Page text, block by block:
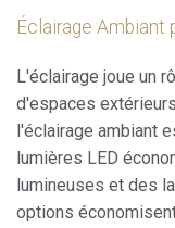
Éclairage Ambiant
L'éclairage joue un
d'espaces
l'éclairage ambiant
lumières LED
lumineuses et des
options